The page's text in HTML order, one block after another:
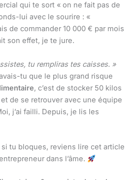
qui te sort « on ne fait pas de
lui avec le sourire : «
de commander 10 000 € par mois
son effet, je te jure.
tu rempliras tes caisses. »
tu que le plus grand risque
, c’est de stocker 50 kilos
de se retrouver avec une équipe
j’ai failli. Depuis, je lis les
si tu bloques, reviens lire cet article
dans l’âme.